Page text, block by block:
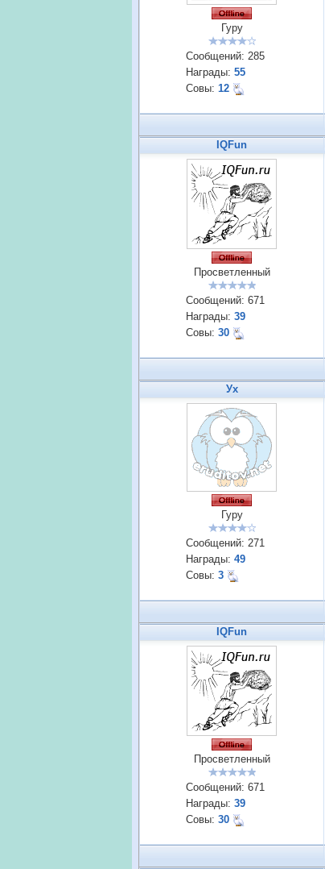
Гуру
Сообщений: 285
Награды: 55
Совы: 12
IQFun
Просветленный
Сообщений: 671
Награды: 39
Совы: 30
Ух
Гуру
Сообщений: 271
Награды: 49
Совы: 3
IQFun
Просветленный
Сообщений: 671
Награды: 39
Совы: 30